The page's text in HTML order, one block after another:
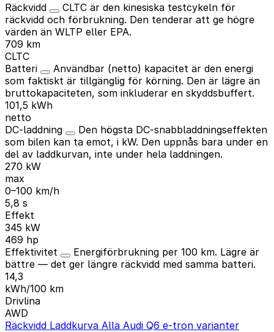
Räckvidd
CLTC är den kinesiska testcykeln för
räckvidd och förbrukning. Den tenderar att ge högre
värden än WLTP eller EPA.
709 km
CLTC
Batteri
Användbar (netto) kapacitet är den energi
som faktiskt är tillgänglig för körning. Den är lägre än
bruttokapaciteten, som inkluderar en skyddsbuffert.
101,5 kWh
netto
DC-laddning
Den högsta DC-snabbladdningseffekten
som bilen kan ta emot, i kW. Den uppnås bara under en
del av laddkurvan, inte under hela laddningen.
270 kW
max
0–100 km/h
5,8 s
Effekt
345 kW
469 hp
Effektivitet
Energiförbrukning per 100 km. Lägre är
bättre — det ger längre räckvidd med samma batteri.
14,3
kWh/100 km
Drivlina
AWD
Räckvidd Laddkurva Alla Audi Q6 e-tron varianter